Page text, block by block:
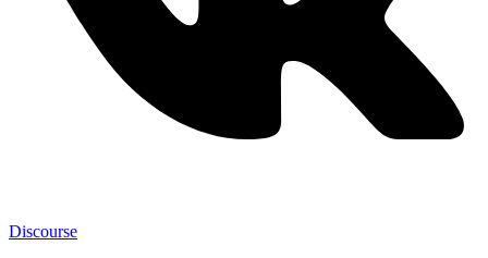
Discourse